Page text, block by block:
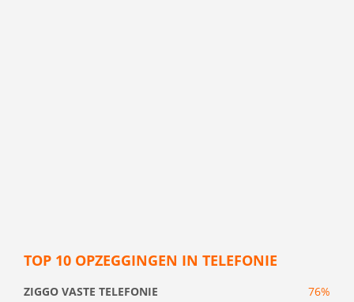
TOP 10 OPZEGGINGEN IN TELEFONIE
ZIGGO VASTE TELEFONIE
76%